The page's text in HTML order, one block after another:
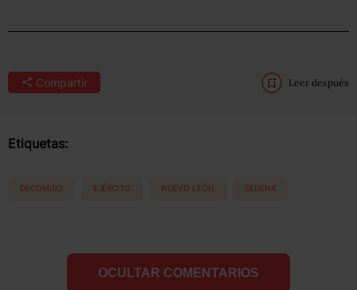
Compartir Leer después
Etiquetas:
DECOMISO EJÉRCITO NUEVO LEÓN SEDENA
OCULTAR COMENTARIOS